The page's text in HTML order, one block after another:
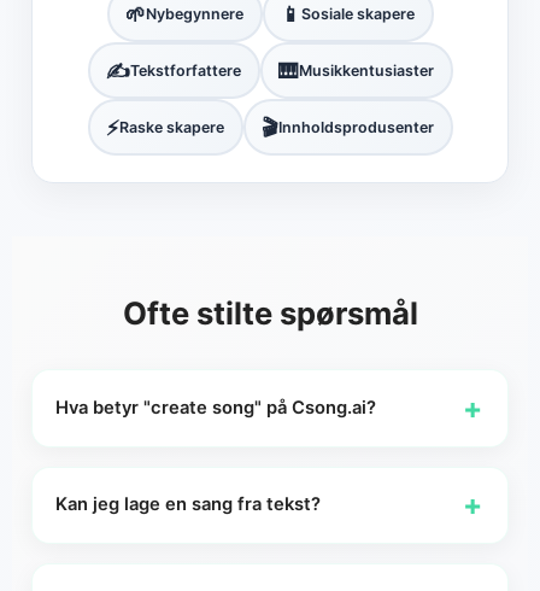
🌱Nybegynnere 📱 Sosiale skapere
✍️Tekstforfattere 🎹Musikkentusiaster
⚡Raske skapere 🎬Innholdsprodusenter
Ofte stilte spørsmål
Hva betyr "create song" på Csong.ai? +
musikk gjennom Csong AI sin sangskaperarbeidsflyt. Du
Kan jeg lage en sang fra tekst? +